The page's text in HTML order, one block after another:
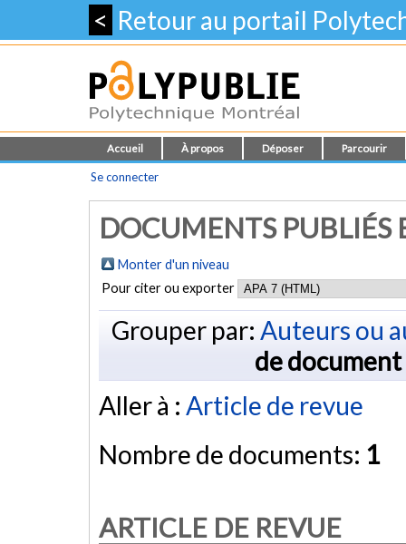
< Retour au portail
Accueil À propos Déposer Parcourir
Se connecter
DOCUMENTS PUBLIÉS
Monter d'un niveau
Pour citer ou exporter
Grouper par: Auteurs ou
de document
Aller à : Article de revue
Nombre de documents: 1
ARTICLE DE REVUE